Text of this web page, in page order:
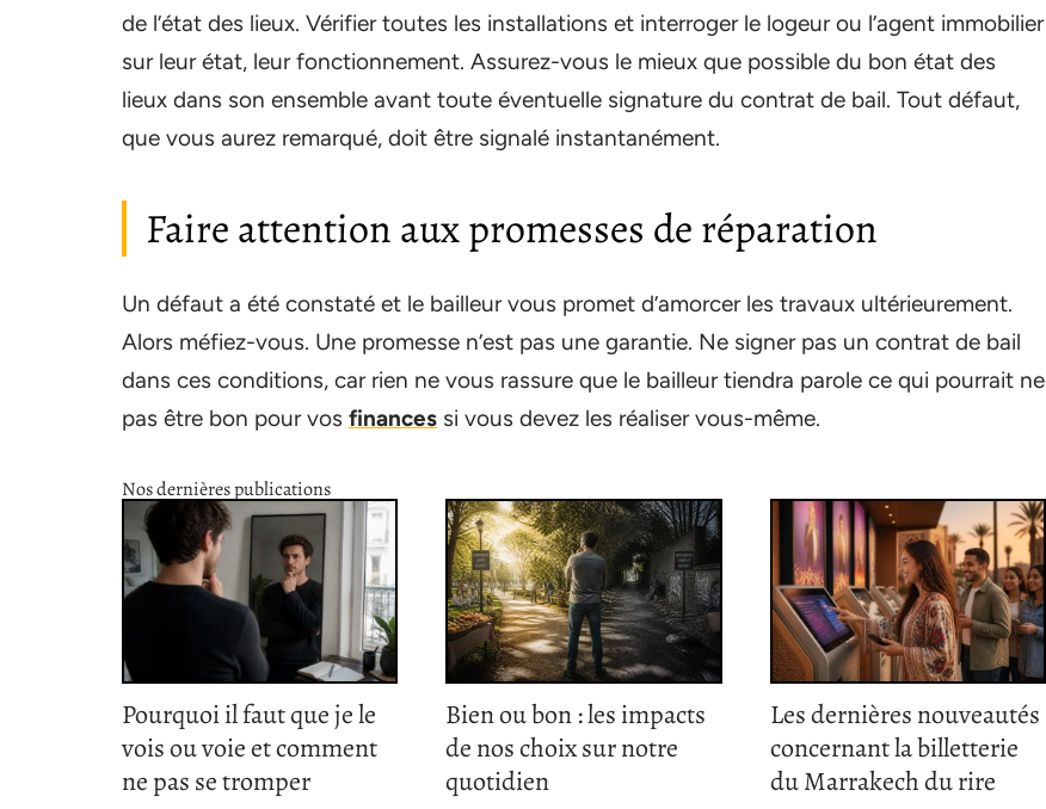
de l’état des lieux. Vérifier toutes les installations et interroger le logeur ou l’agent immobilier
sur leur état, leur fonctionnement. Assurez-vous le mieux que possible du bon état des
lieux dans son ensemble avant toute éventuelle signature du contrat de bail. Tout défaut,
que vous aurez remarqué, doit être signalé instantanément.
Faire attention aux promesses de réparation
Un défaut a été constaté et le bailleur vous promet d’amorcer les travaux ultérieurement.
Alors méfiez-vous. Une promesse n’est pas une garantie. Ne signer pas un contrat de bail
dans ces conditions, car rien ne vous rassure que le bailleur tiendra parole ce qui pourrait ne
pas être bon pour vos finances si vous devez les réaliser vous-même.
Nos dernières publications
Pourquoi il faut que je le
vois ou voie et comment
ne pas se tromper
Bien ou bon : les impacts
de nos choix sur notre
quotidien
Les dernières nouveautés
concernant la billetterie
du Marrakech du rire